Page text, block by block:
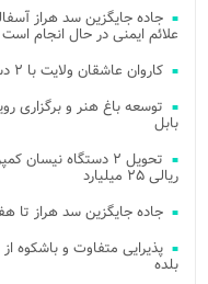
جاده جایگزین سد هراز
علائم ایمنی در حال انجام است
کاروان عاشقان ولایت با ۲ دستگاه اتوبوس از بلده راهی تهران شد
بابل
تحویل ۲ دستگاه
ریالی ۲۵ میلیارد
جاده جایگزین سد هراز تا
بلده